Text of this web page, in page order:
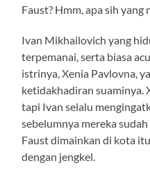
Faust? Hmm, apa sih yang
Ivan Mikhailovich yang
terpemanai, serta biasa
istrinya, Xenia Pavlovna,
ketidakhadiran suaminya.
tapi Ivan selalu
sebelumnya mereka
Faust dimainkan di kota
dengan jengkel.